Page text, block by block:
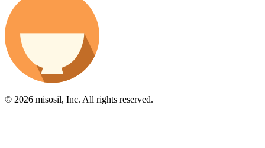
© 2026 misosil, Inc. All rights reserved.